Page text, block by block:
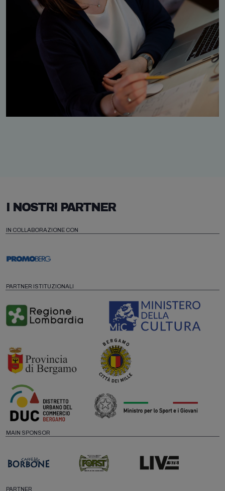
I NOSTRI PARTNER
IN COLLABORAZIONE CON
PARTNER ISTITUZIONALI
MAIN SPONSOR
PARTNER